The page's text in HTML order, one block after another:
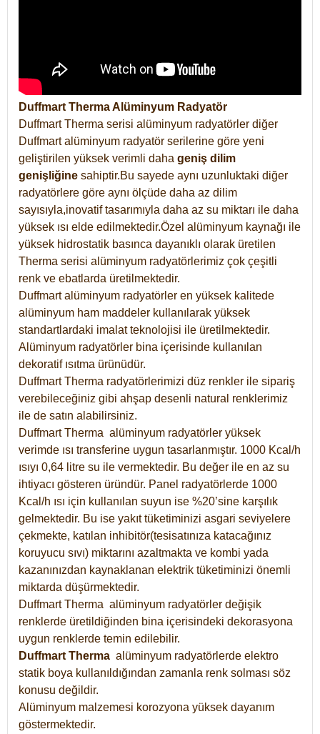
Duffmart Therma Alüminyum Radyatör
Duffmart Therma serisi alüminyum radyatörler diğer
Duffmart alüminyum radyatör serilerine göre yeni
geliştirilen yüksek verimli daha geniş dilim
genişliğine sahiptir.Bu sayede aynı uzunluktaki diğer
radyatörlere göre aynı ölçüde daha az dilim
sayısıyla,inovatif tasarımıyla daha az su miktarı ile daha
yüksek ısı elde edilmektedir.Özel alüminyum kaynağı ile
yüksek hidrostatik basınca dayanıklı olarak üretilen
Therma serisi alüminyum radyatörlerimiz çok çeşitli
renk ve ebatlarda üretilmektedir.
Duffmart alüminyum radyatörler en yüksek kalitede
alüminyum ham maddeler kullanılarak yüksek
standartlardaki imalat teknolojisi ile üretilmektedir.
Alüminyum radyatörler bina içerisinde kullanılan
dekoratif ısıtma ürünüdür.
Duffmart Therma radyatörlerimizi düz renkler ile sipariş
verebileceğiniz gibi ahşap desenli natural renklerimiz
ile de satın alabilirsiniz.
Duffmart Therma alüminyum radyatörler yüksek
verimde ısı transferine uygun tasarlanmıştır. 1000 Kcal/h
ısıyı 0,64 litre su ile vermektedir. Bu değer ile en az su
ihtiyacı gösteren üründür. Panel radyatörlerde 1000
Kcal/h ısı için kullanılan suyun ise %20’sine karşılık
gelmektedir. Bu ise yakıt tüketiminizi asgari seviyelere
çekmekte, katılan inhibitör(tesisatınıza katacağınız
koruyucu sıvı) miktarını azaltmakta ve kombi yada
kazanınızdan kaynaklanan elektrik tüketiminizi önemli
miktarda düşürmektedir.
Duffmart Therma alüminyum radyatörler değişik
renklerde üretildiğinden bina içerisindeki dekorasyona
uygun renklerde temin edilebilir.
Duffmart Therma alüminyum radyatörlerde elektro
statik boya kullanıldığından zamanla renk solması söz
konusu değildir.
Alüminyum malzemesi korozyona yüksek dayanım
göstermektedir.